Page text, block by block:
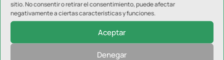
sitio. No consentir o retirar el consentimiento, puede afectar
negativamente a ciertas características y funciones.
Aceptar
Denegar